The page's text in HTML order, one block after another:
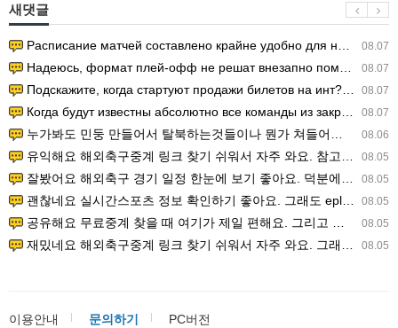
새댓글
08.07
Расписание матчей составлено крайне удобно для нашего часово…
08.07
Надеюсь, формат плей-офф не решат внезапно поменять. https:/…
08.07
Подскажите, когда стартуют продажи билетов на инт? https://g…
08.07
Когда будут известны абсолютно все команды из закрытых квали…
08.06
누가봐도 민둥 만들어서 탈북하는것들이나 뭔가 쳐들어오는 낌새를 미리 알아차리기 위함이지 저걸 전쟁준비라고 하…
08.05
유익해요 해외축구중계 링크 찾기 쉬워서 자주 와요. 참고로 무료스포츠중계 정보 확인할 때 출처 꼭 체크해요.…
08.05
잘봤어요 해외축구 경기 일정 한눈에 보기 좋아요. 덕분에 epl중계 볼 때 공식 중계 채널 먼저 찾아봐요. …
08.05
괜찮네요 실시간스포츠 정보 확인하기 좋아요. 그래도 epl중계 볼 때 공식 중계 채널 먼저 찾아봐요. 북마크…
08.05
공유해요 무료중계 찾을 때 여기가 제일 편해요. 그리고 무료스포츠중계 정보 확인할 때 출처 꼭 체크해요. 앞…
08.05
재밌네요 해외축구중계 링크 찾기 쉬워서 자주 와요. 그래서 해외축구중계도 정식 서비스로 봐야 안전해요. 다음…
이용안내 문의하기 PC버전